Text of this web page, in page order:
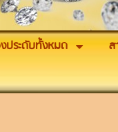
ประดับทั้งหมด ส